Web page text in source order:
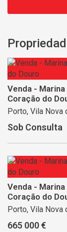
Venda -
Coração do
Porto, Vila Nova
Sob Consulta
Venda -
Coração do
Porto, Vila Nova
665 000 €